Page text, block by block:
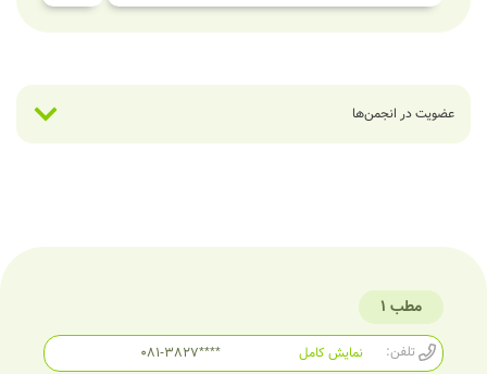
عضویت در انجمن‌ها
مطب 1
تلفن: 081-3827****
نمایش کامل